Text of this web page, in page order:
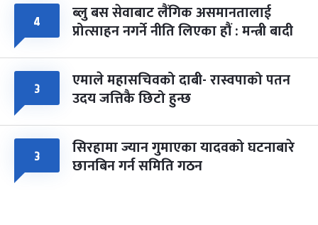
४ ब्लु बस सेवाबाट लैंगिक असमानतालाई
प्रोत्साहन नगर्ने नीति लिएका हौं : मन्त्री बादी
३ एमाले महासचिवको दाबी- रास्वपाको पतन
उदय जत्तिकै छिटो हुन्छ
३ सिरहामा ज्यान गुमाएका यादवको घटनाबारे
छानबिन गर्न समिति गठन